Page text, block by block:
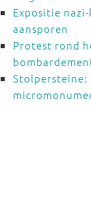
Expositie
aansporen
Protest rond
Stolpersteine: